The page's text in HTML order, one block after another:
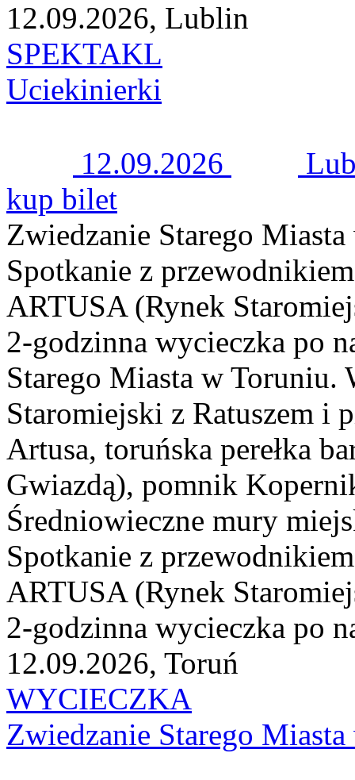
12.09.2026, Lublin
SPEKTAKL
Uciekinierki
12.09.2026
kup bilet
Zwiedzanie Starego
Spotkanie z
ARTUSA (Rynek
2-godzinna wycieczka po
Starego Miasta w Toruniu.
Staromiejski z Ratuszem i
Artusa, toruńska perełka
Gwiazdą), pomnik
Średniowieczne mury
Spotkanie z
ARTUSA (Rynek
2-godzinna wycieczka po
12.09.2026, Toruń
WYCIECZKA
Zwiedzanie Starego